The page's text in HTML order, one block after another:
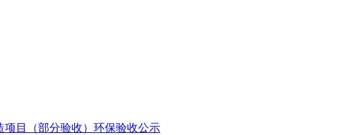
项目（部分验收）环保验收公示